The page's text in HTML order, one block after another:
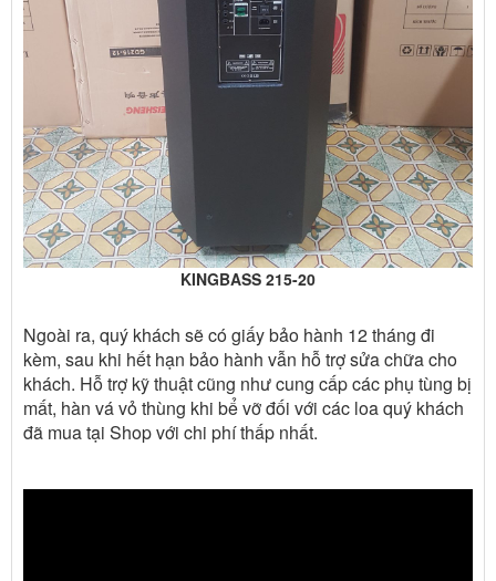
KINGBASS 215-20
Ngoài ra, quý khách sẽ có giấy bảo hành 12 tháng đi
kèm, sau khi hết hạn bảo hành vẫn hỗ trợ sửa chữa cho
khách. Hỗ trợ kỹ thuật cũng như cung cấp các phụ tùng bị
mất, hàn vá vỏ thùng khi bể vỡ đối với các loa quý khách
đã mua tại Shop với chi phí thấp nhất.